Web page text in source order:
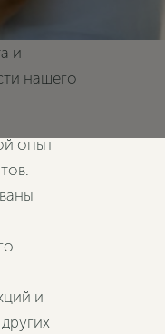
и
нашего
опыт
и